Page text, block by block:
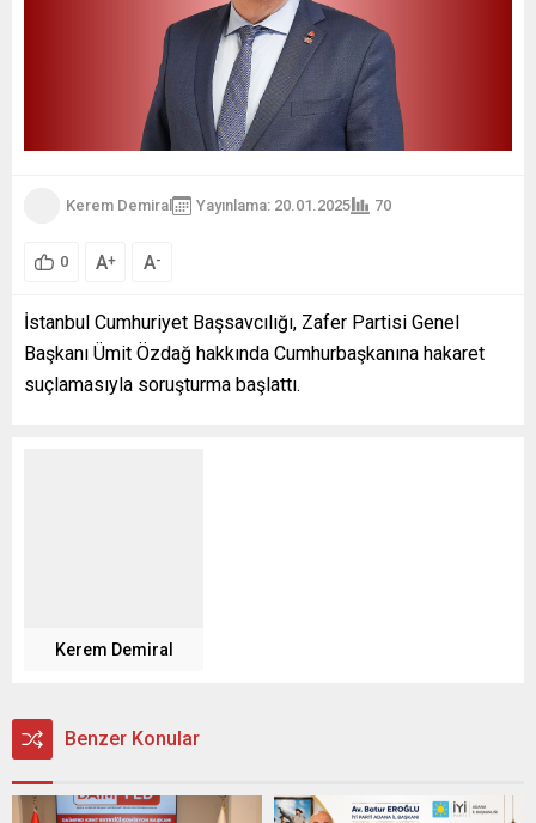
Kerem Demiral Yayınlama: 20.01.2025 70
0 A+ A-
İstanbul Cumhuriyet Başsavcılığı, Zafer Partisi Genel
Başkanı Ümit Özdağ hakkında Cumhurbaşkanına hakaret
suçlamasıyla soruşturma başlattı.
Kerem Demiral
Benzer Konular